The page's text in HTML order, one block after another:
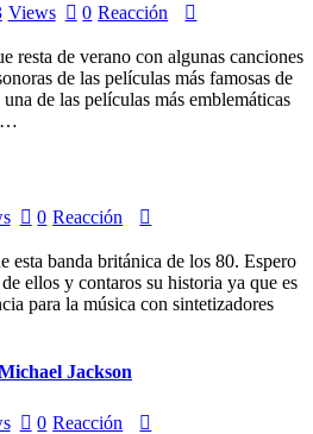
Views 0 Reacción
resta de verano con algunas canciones
de las películas más famosas de
de las películas más emblemáticas
0 Reacción
esta banda británica de los 80. Espero
ellos y contaros su historia ya que es
para la música con sintetizadores
Jackson
0 Reacción